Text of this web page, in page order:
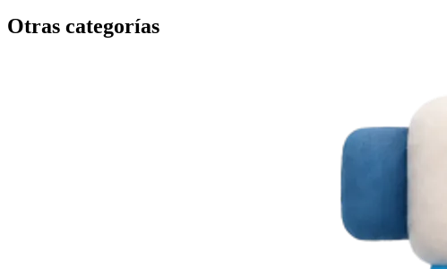
Otras categorías